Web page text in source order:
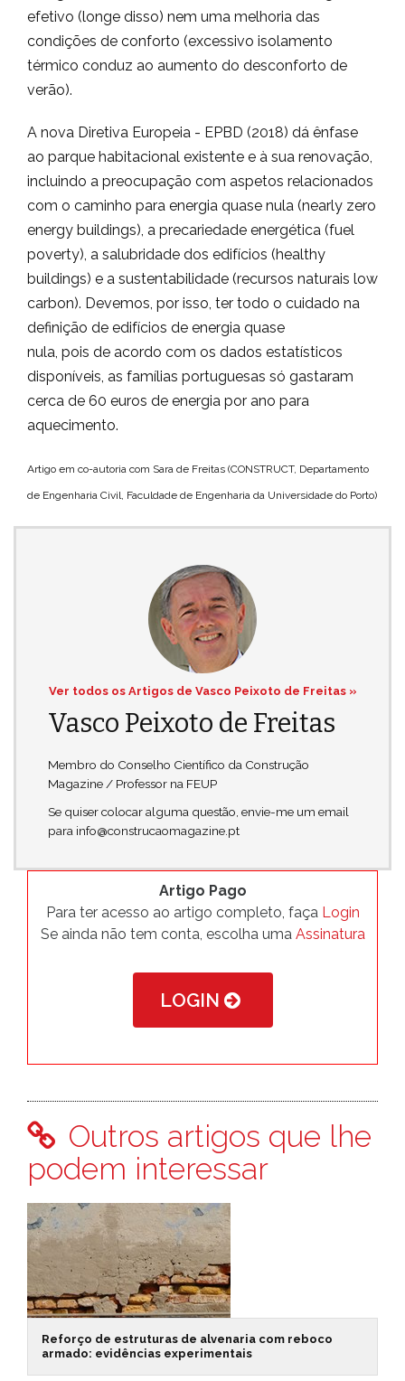
efetivo (longe disso) nem uma melhoria das
condições de conforto (excessivo isolamento
térmico conduz ao aumento do desconforto de
verão).
A nova Diretiva Europeia - EPBD (2018) dá ênfase
ao parque habitacional existente e à sua renovação,
incluindo a preocupação com aspetos relacionados
com o caminho para energia quase nula (nearly zero
energy buildings), a precariedade energética (fuel
poverty), a salubridade dos edifícios (healthy
buildings) e a sustentabilidade (recursos naturais low
carbon). Devemos, por isso, ter todo o cuidado na
definição de edifícios de energia quase
nula, pois de acordo com os dados estatísticos
disponíveis, as famílias portuguesas só gastaram
cerca de 60 euros de energia por ano para
aquecimento.
Artigo em co-autoria com Sara de Freitas (CONSTRUCT, Departamento
de Engenharia Civil, Faculdade de Engenharia da Universidade do Porto)
Ver todos os Artigos de Vasco Peixoto de Freitas »
Vasco Peixoto de Freitas
Membro do Conselho Científico da Construção
Magazine / Professor na FEUP
Se quiser colocar alguma questão, envie-me um email
para info@construcaomagazine.pt
Artigo Pago
Para ter acesso ao artigo completo, faça Login
Se ainda não tem conta, escolha uma Assinatura
LOGIN
Outros artigos que lhe
podem interessar
Reforço de estruturas de alvenaria com reboco
armado: evidências experimentais